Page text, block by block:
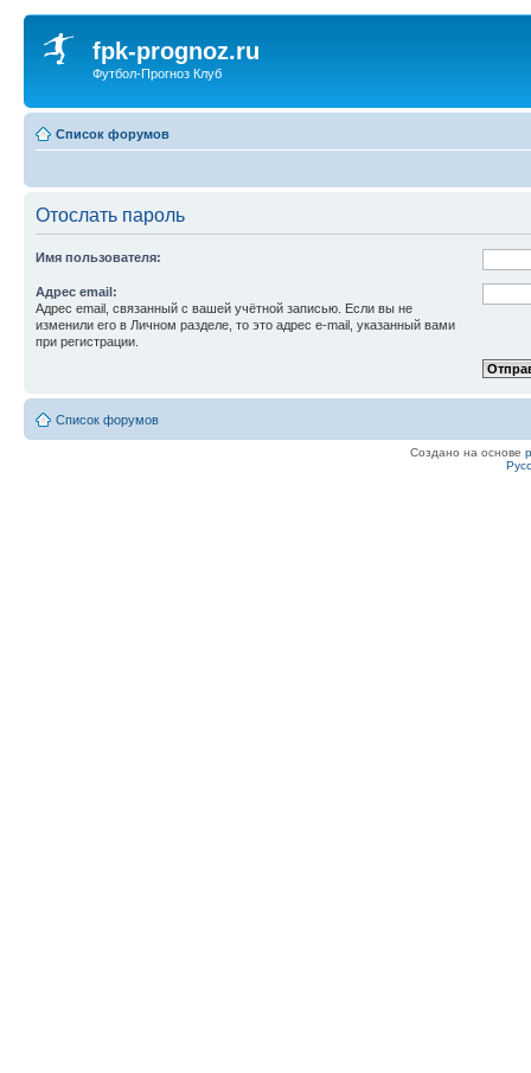
fpk-prognoz.ru
Футбол-Прогноз Клуб
Список форумов
Отослать пароль
Имя пользователя:
Адрес email:
Адрес email, связанный с вашей учётной записью. Если вы не
изменили его в Личном разделе, то это адрес e-mail, указанный вами
при регистрации.
Список форумов
Создано на основе